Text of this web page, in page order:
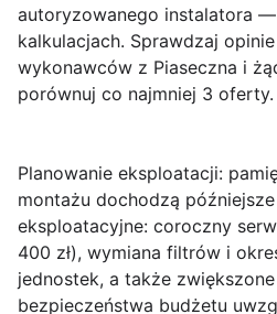
autoryzowanego instalatora
kalkulacjach. Sprawdzaj
wykonawców z Piaseczna i
porównuj co najmniej 3 oferty.
Planowanie eksploatacji:
montażu dochodzą
eksploatacyjne: coroczny
400 zł), wymiana filtrów i
jednostek, a także
bezpieczeństwa budżetu